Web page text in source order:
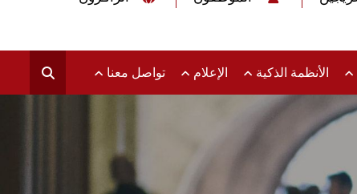
الأنظمة الذكية الإعلام تواصل معنا